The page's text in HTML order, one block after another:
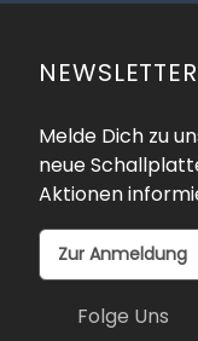
NEWSLETTER
Melde Dich zu
neue
Aktionen
Zur Anmeldung
Folge Uns